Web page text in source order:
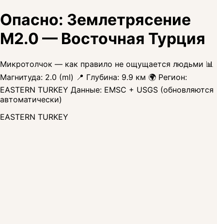
Опасно: Землетрясение
M2.0 — Восточная Турция
Микротолчок — как правило не ощущается людьми 📊
Магнитуда: 2.0 (ml) 📍 Глубина: 9.9 км 🌍 Регион:
EASTERN TURKEY Данные: EMSC + USGS (обновляются
автоматически)
EASTERN TURKEY